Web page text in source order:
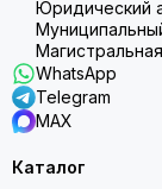
Юридический
WhatsApp
Telegram
MAX
Каталог